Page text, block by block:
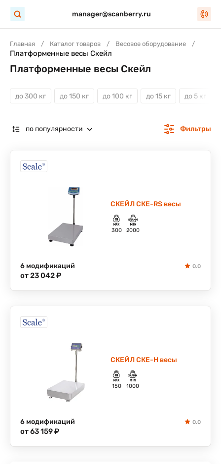
manager@scanberry.ru
Главная Каталог товаров Весовое оборудование
Платформенные весы Скейл
Платформенные весы Скейл
до 300 кг до 150 кг до 100 кг до 15 кг до 5 кг
по популярности Фильтры
СКЕЙЛ СКЕ-RS весы
300 2000
6 модификаций 0.0
от 23 042 ₽
СКЕЙЛ СКЕ-Н весы
150 1000
6 модификаций 0.0
от 63 159 ₽